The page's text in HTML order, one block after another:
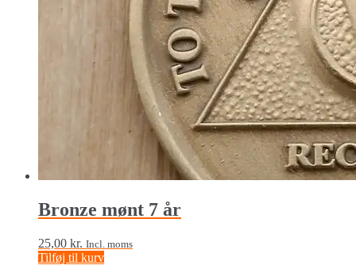
Bronze mønt 7 år
25,00 kr. Incl. moms
Tilføj til kurv